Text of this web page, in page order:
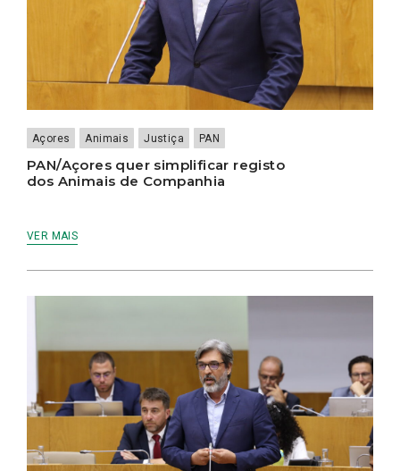
Açores Animais Justiça PAN
PAN/Açores quer simplificar registo
dos Animais de Companhia
VER MAIS